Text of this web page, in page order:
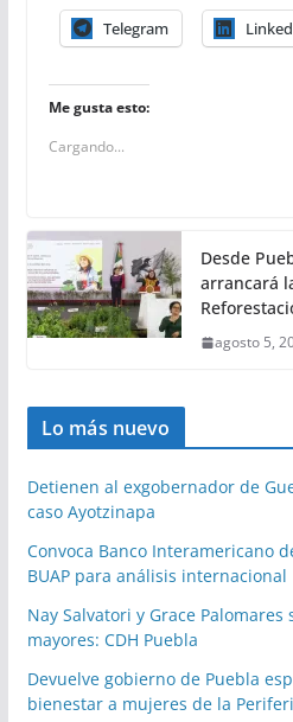
Telegram
Me gusta esto:
Cargando...
Desde
arrancará
agosto 5,
Lo más nuevo
Detienen al exgobernador de
caso Ayotzinapa
Convoca Banco Interamericano
BUAP para análisis internacional
Nay Salvatori y Grace
mayores: CDH Puebla
Devuelve gobierno de Puebla
bienestar a mujeres de la